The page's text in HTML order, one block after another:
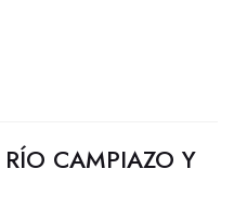
CAMPIAZO Y